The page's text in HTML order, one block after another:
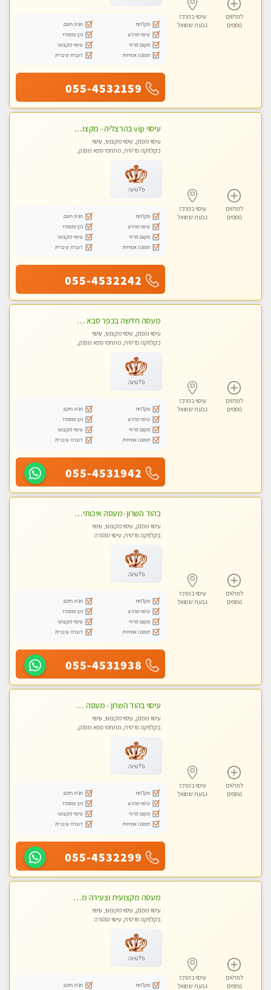
לפרטים
נוספים
עיסוי במרכז
גבעת שמואל
מקלחת
חניה חינם
עיסוי מרגיע
נקי ומסודר
מקום פרטי
עיסוי מקצועי
תמונה אמיתית
דוברת עיברית
055-4532159
לפרטים
נוספים
עיסוי במרכז
גבעת שמואל
עיסוי vip בהרצליה - מקצועי ומפנק ומקצועי ומיוחד
עיסוי מפנק, עיסוי מקצועי, עיסוי
בקלניקה פרטית, מתחמי ספא מפנק,
פלטינה
מקלחת
חניה חינם
עיסוי מרגיע
נקי ומסודר
מקום פרטי
עיסוי מקצועי
תמונה אמיתית
דוברת עיברית
055-4532242
לפרטים
נוספים
עיסוי במרכז
גבעת שמואל
מעסה חדשה בכפר סבא כל סוגי העיסויים מעסה מקצועית ואיכותית פרטי!!!מומלץ לחלוטין!! ללא מין !
עיסוי מפנק, עיסוי מקצועי, עיסוי
בקלניקה פרטית, מתחמי ספא מפנק,
פלטינה
מקלחת
חניה חינם
עיסוי מרגיע
נקי ומסודר
מקום פרטי
עיסוי מקצועי
תמונה אמיתית
דוברת עיברית
055-4531942
לפרטים
נוספים
עיסוי במרכז
גבעת שמואל
בהוד השרון -מעסה איכותית למאסז מקצועי ומפנק לכל שרירי הגוף
עיסוי מפנק, עיסוי מקצועי, עיסוי
בקלניקה פרטית, עיסוי טנטרה
פלטינה
מקלחת
חניה חינם
עיסוי מרגיע
נקי ומסודר
מקום פרטי
עיסוי מקצועי
תמונה אמיתית
דוברת עיברית
055-4531938
לפרטים
נוספים
עיסוי במרכז
גבעת שמואל
עיסוי בהוד השרון - מעסה חדשה ואיכותית לעיסוי מרגיע ומפנק VIP-מומלץ לחלוטין! פרטי! ​​​​​​ Highly recommended
עיסוי מפנק, עיסוי מקצועי, עיסוי
בקלניקה פרטית, מתחמי ספא מפנק,
פלטינה
מקלחת
חניה חינם
עיסוי מרגיע
נקי ומסודר
מקום פרטי
עיסוי מקצועי
תמונה אמיתית
דוברת עיברית
055-4532299
לפרטים
נוספים
עיסוי במרכז
גבעת שמואל
מעסה מקצועית וצעירה מוזמן לחוויה בלתי נשכחת! מומלץ לחלוטין! כל סוגי העיסויים מעסה מקצועית ואיכותית פרטי!!!
עיסוי מפנק, עיסוי מקצועי, עיסוי
בקלניקה פרטית, עיסוי טנטרה
פלטינה
מקלחת
חניה חינם